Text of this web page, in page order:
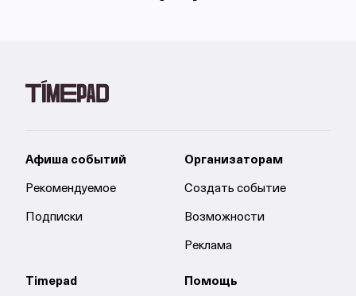
Афиша событий
Рекомендуемое
Подписки
Организаторам
Создать событие
Возможности
Реклама
Timepad Помощь